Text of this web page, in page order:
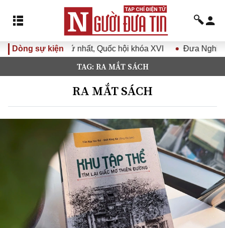
Dòng sự kiện
Quốc hội khóa XVI Đưa Nghị quyết Đại hội Đảng XIV
TAG: RA MẮT SÁCH
RA MẮT SÁCH